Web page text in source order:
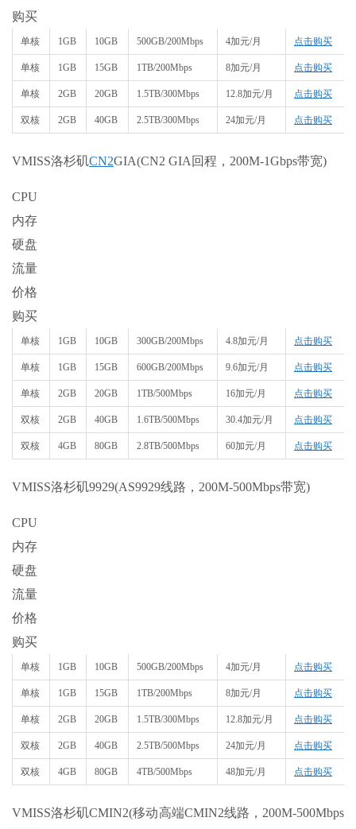
购买
单核 1GB 10GB 500GB/200Mbps 4加元/月 点击购买
单核 1GB 15GB 1TB/200Mbps 8加元/月 点击购买
单核 2GB 20GB 1.5TB/300Mbps 12.8加元/月 点击购买
双核 2GB 40GB 2.5TB/300Mbps 24加元/月 点击购买
VMISS洛杉矶CN2GIA(CN2 GIA回程，200M-1Gbps带宽)
CPU
内存
硬盘
流量
价格
购买
单核 1GB 10GB 300GB/200Mbps 4.8加元/月 点击购买
单核 1GB 15GB 600GB/200Mbps 9.6加元/月 点击购买
单核 2GB 20GB 1TB/500Mbps 16加元/月 点击购买
双核 2GB 40GB 1.6TB/500Mbps 30.4加元/月 点击购买
双核 4GB 80GB 2.8TB/500Mbps 60加元/月 点击购买
VMISS洛杉矶9929(AS9929线路，200M-500Mbps带宽)
CPU
内存
硬盘
流量
价格
购买
单核 1GB 10GB 500GB/200Mbps 4加元/月 点击购买
单核 1GB 15GB 1TB/200Mbps 8加元/月 点击购买
单核 2GB 20GB 1.5TB/300Mbps 12.8加元/月 点击购买
双核 2GB 40GB 2.5TB/500Mbps 24加元/月 点击购买
双核 4GB 80GB 4TB/500Mbps 48加元/月 点击购买
VMISS洛杉矶CMIN2(移动高端CMIN2线路，200M-500Mbps